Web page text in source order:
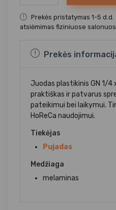
Prekės pristatymas 1-5 d.d.
atsiėmimas fiziniuose
Prekės
Juodas plastikinis GN 1/4
praktiškas ir patvarus
pateikimui bei laikymui.
HoReCa naudojimui.
Tiekėjas
Pujadas
Medžiaga
melaminas